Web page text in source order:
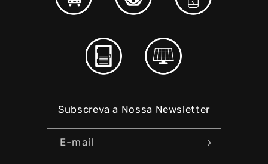
Subscreva a Nossa Newsletter
E-mail